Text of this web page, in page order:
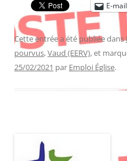
E-mail
Cette entrée a été publiée dans
pourvus,Vaud (EERV), et
25/02/2021 par Emploi Église.